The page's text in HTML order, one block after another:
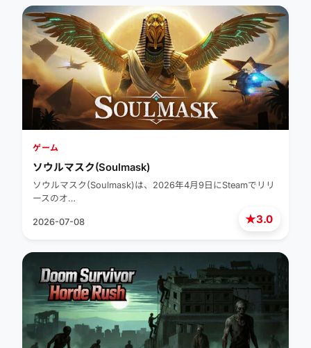
★3.0
ゲーム
ソウルマスク(Soulmask)
ソウルマスク(Soulmask)は、2026年4月9日にSteamでリリ
ースのオ…
2026-07-08